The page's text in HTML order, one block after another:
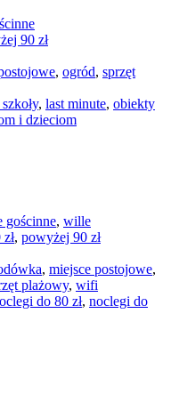
90 zł
, ogród, sprzęt
, last minute, obiekty
i dzieciom
gościnne, wille
, powyżej 90 zł
, miejsce postojowe,
plażowy, wifi
do 80 zł, noclegi do